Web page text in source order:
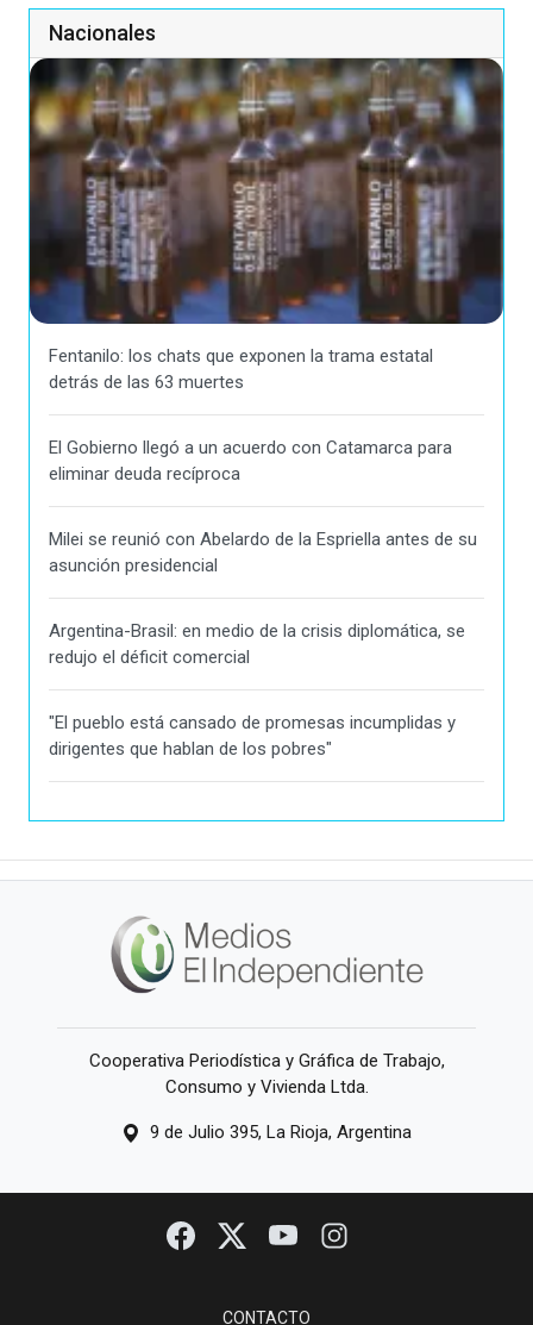
Nacionales
Fentanilo: los chats que exponen la trama estatal
detrás de las 63 muertes
El Gobierno llegó a un acuerdo con Catamarca para
eliminar deuda recíproca
Milei se reunió con Abelardo de la Espriella antes de su
asunción presidencial
Argentina-Brasil: en medio de la crisis diplomática, se
redujo el déficit comercial
"El pueblo está cansado de promesas incumplidas y
dirigentes que hablan de los pobres"
Cooperativa Periodística y Gráfica de Trabajo,
Consumo y Vivienda Ltda.
9 de Julio 395, La Rioja, Argentina
CONTACTO